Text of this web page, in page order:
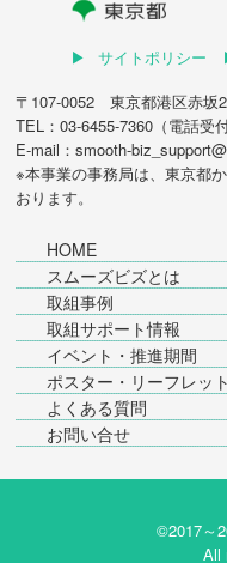
サイトポリシー
〒107-0052 東京都港区赤坂
TEL：03-6455-7360（電話受
E-mail：smooth-
※本事業の事務局は、東京都
おります。
HOME
スムーズビズとは
取組事例
取組サポート情報
イベント・推進期間
ポスター・リーフレッ
よくある質問
お問い合せ
©2017～
All